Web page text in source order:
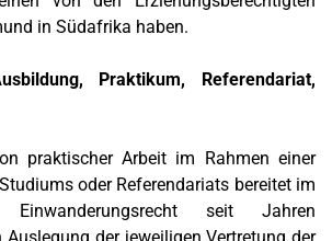
in Südafrika haben.
Praktikum, Referendariat,
praktischer Arbeit im Rahmen einer
oder Referendariats bereitet im
Einwanderungsrecht seit Jahren